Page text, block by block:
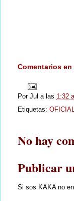
Comentarios
Por Jul a las 1:32
Etiquetas:
No hay
Publicar
Si sos KAKA no